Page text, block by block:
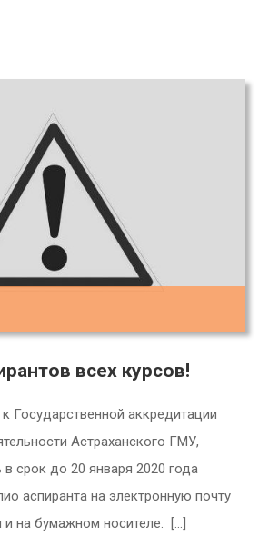
всех курсов!
Государственной аккредитации
Астраханского ГМУ,
в срок до 20 января 2020 года
аспиранта на электронную почту
и на бумажном носителе. […]